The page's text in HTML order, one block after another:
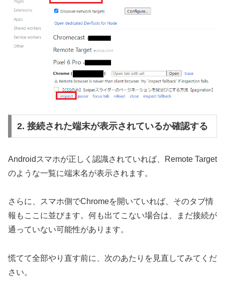
2. 接続された端末が表示されているか確認する
Androidスマホが正しく認識されていれば、Remote Target
のような一覧に端末名が表示されます。
さらに、スマホ側でChromeを開いていれば、そのタブ情
報もここに並びます。何も出てこない場合は、まだ接続が
通っていない可能性があります。
慌てて全部やり直す前に、次のあたりを見直してみてくだ
さい。